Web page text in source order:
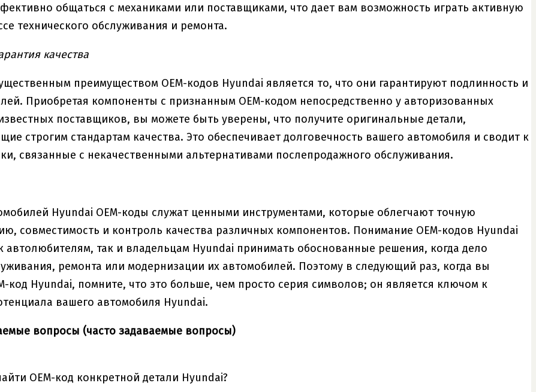
общаться с механиками или поставщиками, что дает вам возможность играть активную
технического обслуживания и ремонта.
качества
преимуществом OEM-кодов Hyundai является то, что они гарантируют подлинность и
Приобретая компоненты с признанным OEM-кодом непосредственно у авторизованных
поставщиков, вы можете быть уверены, что получите оригинальные детали,
строгим стандартам качества. Это обеспечивает долговечность вашего автомобиля и сводит к
связанные с некачественными альтернативами послепродажного обслуживания.
Hyundai OEM-коды служат ценными инструментами, которые облегчают точную
совместимость и контроль качества различных компонентов. Понимание OEM-кодов Hyundai
автолюбителям, так и владельцам Hyundai принимать обоснованные решения, когда дело
ремонта или модернизации их автомобилей. Поэтому в следующий раз, когда вы
код Hyundai, помните, что это больше, чем просто серия символов; он является ключом к
вашего автомобиля Hyundai.
вопросы (часто задаваемые вопросы)
OEM-код конкретной детали Hyundai?